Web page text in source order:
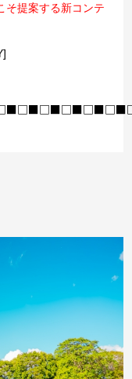
そ提案する新コンテ